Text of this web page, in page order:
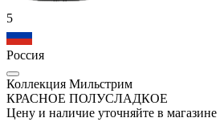
5
Россия
Коллекция Мильстрим
КРАСНОЕ ПОЛУСЛАДКОЕ
Цену и наличие уточняйте в магазине